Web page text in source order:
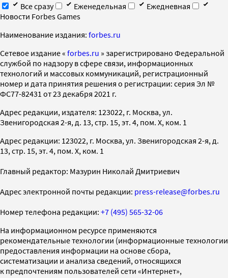
Все сразу
Еженедельная
Ежедневная
Новости Forbes Games
Наименование издания: forbes.ru
Cетевое издание « forbes.ru » зарегистрировано Федеральной
службой по надзору в сфере связи, информационных
технологий и массовых коммуникаций, регистрационный
номер и дата принятия решения о регистрации: серия Эл №
ФС77-82431 от 23 декабря 2021 г.
Адрес редакции, издателя: 123022, г. Москва, ул.
Звенигородская 2-я, д. 13, стр. 15, эт. 4, пом. X, ком. 1
Адрес редакции: 123022, г. Москва, ул. Звенигородская 2-я, д.
13, стр. 15, эт. 4, пом. X, ком. 1
Главный редактор: Мазурин Николай Дмитриевич
Адрес электронной почты редакции: press-release@forbes.ru
Номер телефона редакции: +7 (495) 565-32-06
На информационном ресурсе применяются
рекомендательные технологии (информационные технологии
предоставления информации на основе сбора,
систематизации и анализа сведений, относящихся
к предпочтениям пользователей сети «Интернет»,